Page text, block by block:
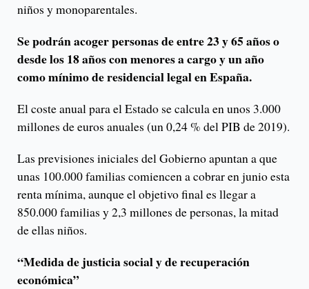
niños y monoparentales.
Se podrán acoger personas de entre 23 y 65 años o
desde los 18 años con menores a cargo y un año
como mínimo de residencial legal en España.
El coste anual para el Estado se calcula en unos 3.000
millones de euros anuales (un 0,24 % del PIB de 2019).
Las previsiones iniciales del Gobierno apuntan a que
unas 100.000 familias comiencen a cobrar en junio esta
renta mínima, aunque el objetivo final es llegar a
850.000 familias y 2,3 millones de personas, la mitad
de ellas niños.
“Medida de justicia social y de recuperación
económica”